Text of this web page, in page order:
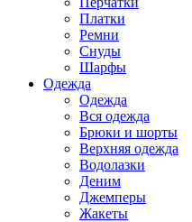
Платки
Ремни
Снуды
Шарфы
Одежда
Одежда
Вся одежда
Брюки и шорты
Верхняя одежда
Водолазки
Деним
Джемперы
Жакеты